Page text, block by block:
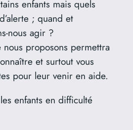
enfants mais quels
; quand et
nous agir ?
proposons permettra
et surtout vous
pour leur venir en aide.
les enfants en difficulté